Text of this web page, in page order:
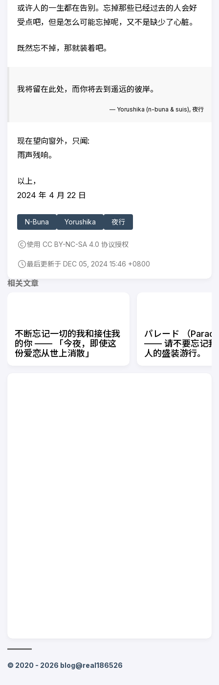
或许人的一生都在告别。忘掉那些已经过去的人会好
受点吧，但是怎么可能忘掉呢，又不是缺少了心脏。
既然忘不掉，那就装着吧。
我将留在此处，而你将去到遥远的彼岸。
― Yorushika (n-buna & suis), 夜行
现在望向窗外，只闻:
雨声残响。
以上，
2024 年 4 月 22 日
N-Buna Yorushika 夜行
使用 CC BY-NC-SA 4.0 协议授权
最后更新于 DEC 05, 2024 15:46 +0800
相关文章
不断忘记一切的我和接住我
的你 —— 「今夜，即使这
份爱恋从世上消散」
パレード （
—— 请不要忘记我
人的盛装游行。
© 2020 - 2026 blog@real186526